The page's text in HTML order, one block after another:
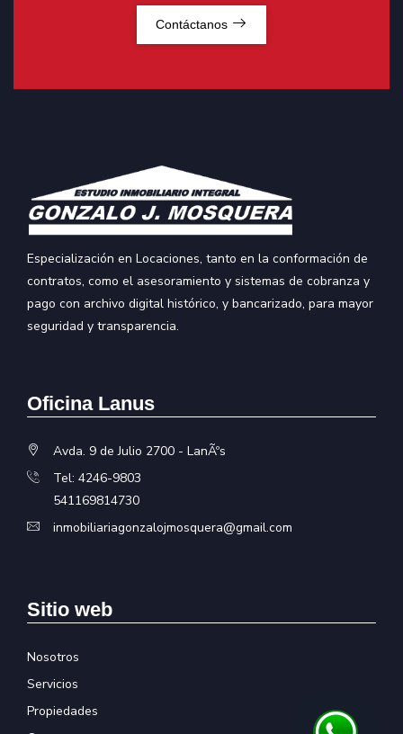
Contáctanos
Especialización en Locaciones, tanto en la conformación de
contratos, como el asesoramiento y sistemas de cobranza y
pago con archivo digital histórico, y bancarizado, para mayor
seguridad y transparencia.
Oficina Lanus
Avda. 9 de Julio 2700 - LanÃºs
Tel: 4246-9803
541169814730
inmobiliariagonzalojmosquera@gmail.com
Sitio web
Nosotros
Servicios
Propiedades